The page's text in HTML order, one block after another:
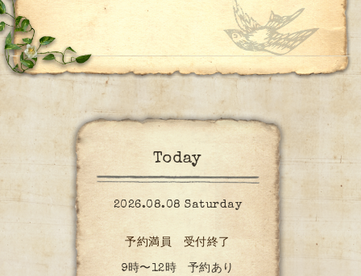
Today
2026.08.08 Saturday
予約満員 受付終了
9時〜12時 予約あり